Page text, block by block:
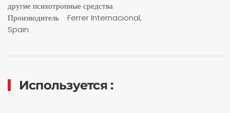
другие психотропные средства
Производитель Ferrer Internacional,
Spain
Используется :